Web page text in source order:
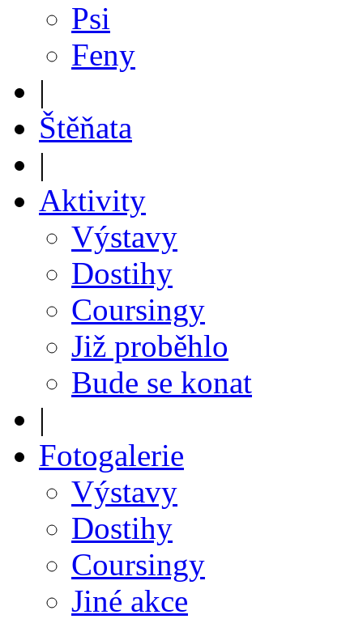
Psi
Feny
|
Štěňata
|
Aktivity
Výstavy
Dostihy
Coursingy
Již proběhlo
Bude se konat
|
Fotogalerie
Výstavy
Dostihy
Coursingy
Jiné akce